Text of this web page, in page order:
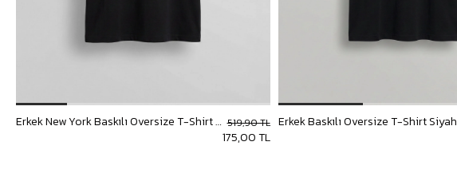
Erkek New York Baskılı Oversize T-Shirt Siyah
175,00 TL
519,90 TL Erkek Baskılı Oversize T-Shirt Siyah